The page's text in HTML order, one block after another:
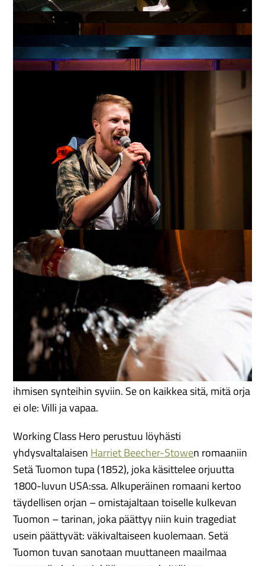
Ilman orjuutta meillä ei olisi autoja.
meillä ei olisi sukkia.Ilman orjuutta meillä ei olisi
Ilman orjuutta meillä ei olisi televisioita.
orjuutta meillä ei olisi kulmasohvia.
Ilman orjuutta
meillä ei olisi älypuhelimia.Ilman orjuutta meillä ei
olisi pop-musiikkia.
Me tarvitsemme orjuutta. Sinä ja minä. Ilman
orjuutta meillä ei olisi sukkia, kenkiä, televisiota,
älypuhelimia, ei pop-musiikkia. Ei mitään, mitä
kutsumme hyväksi elämäksi.
Vuonna 2014 maailmassa on 27 miljoonaa orjaa. He
työskentelevät meidän keskuudessamme, meitä
varten. Mekö olemme heidän isäntiään? Olemmeko
itse jonkun orjia?
Working Class Hero ottaa vauhtia 1800 -luvun
Yhdysvaltojen puuvillapelloilta päätyen 2010 -luvun
ihmisen synteihin syviin. Se on kaikkea sitä, mitä orja
ei ole: Villi ja vapaa.
Working Class Hero perustuu löyhästi
yhdysvaltalaisen Harriet Beecher-Stowen romaaniin
Setä Tuomon tupa (1852), joka käsittelee orjuutta
1800-luvun USA:ssa. Alkuperäinen romaani kertoo
täydellisen orjan – omistajaltaan toiselle kulkevan
Tuomon – tarinan, joka päättyy niin kuin tragediat
usein päättyvät: väkivaltaiseen kuolemaan. Setä
Tuomon tuvan sanotaan muuttaneen maailmaa